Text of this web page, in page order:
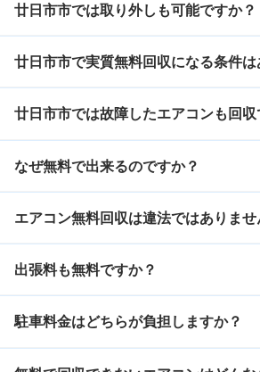
廿日市市では取り外しも可能ですか？
廿日市市で実質無料回収になる条件は
廿日市市では故障したエアコンも回収
なぜ無料で出来るのですか？
エアコン無料回収は違法ではありませ
出張料も無料ですか？
駐車料金はどちらが負担しますか？